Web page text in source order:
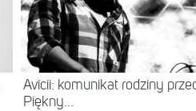
Avicii: komunikat rodziny
Piękny...